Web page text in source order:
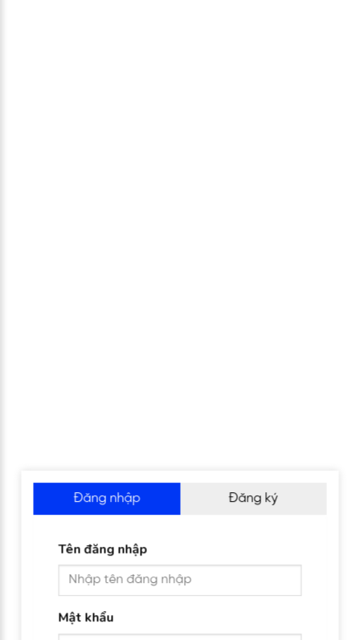
Đăng nhập Đăng ký
Tên đăng nhập
Mật khẩu